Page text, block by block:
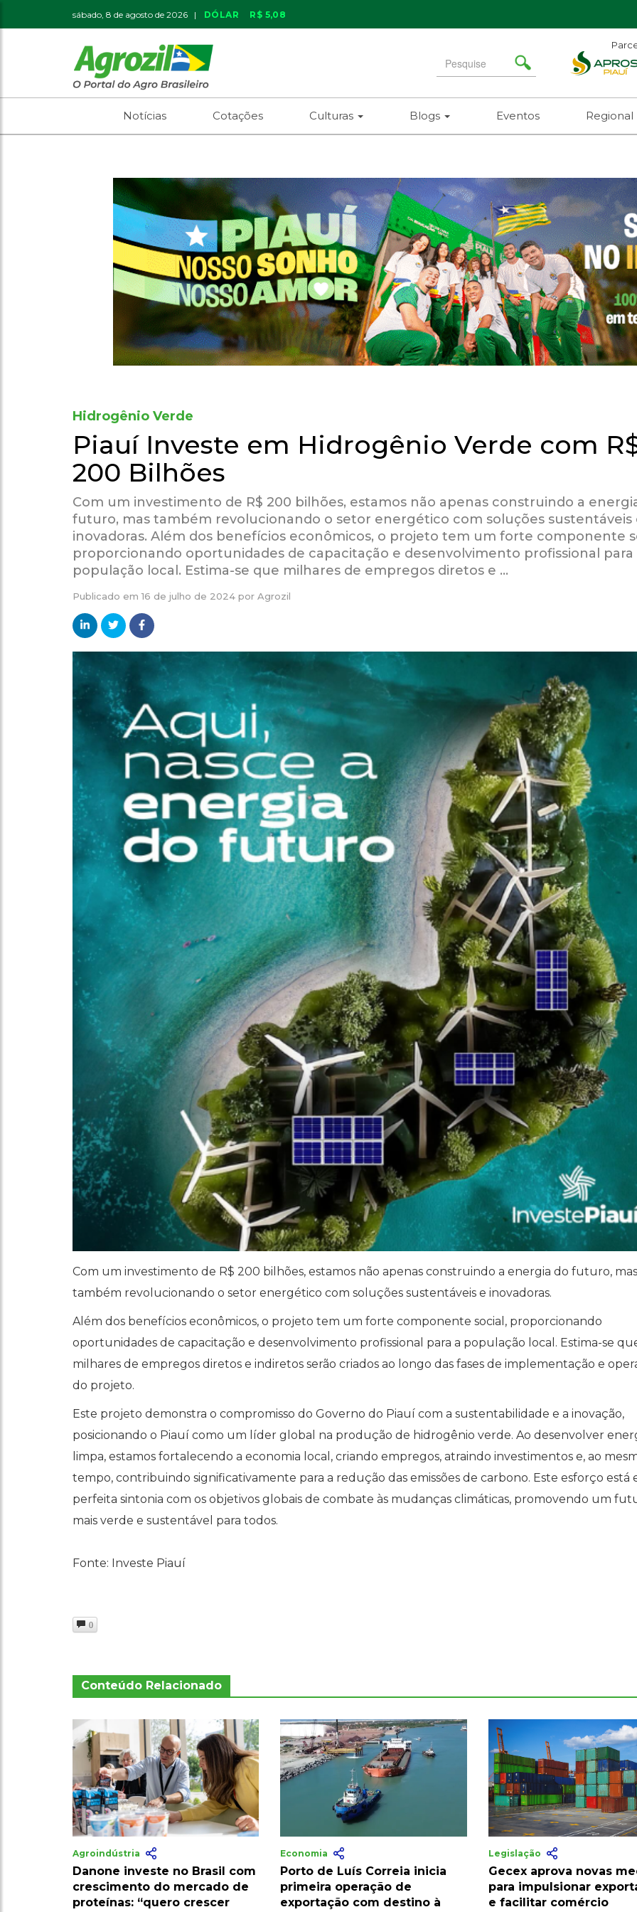
sábado, 8 de agosto de 2026 | DÓLAR R$ 5,08
Search
for
Notícias Cotações Culturas Blogs Eventos Regional
Hidrogênio Verde
Piauí Investe em Hidrogênio Verde com
200 Bilhões
Com um investimento de R$ 200 bilhões, estamos não apenas construindo a
futuro, mas também revolucionando o setor energético com soluções sustentáveis
inovadoras. Além dos benefícios econômicos, o projeto tem um forte componente
proporcionando oportunidades de capacitação e desenvolvimento profissional para
população local. Estima-se que milhares de empregos diretos e …
Publicado em16 de julho de 2024 por Agrozil
Com um investimento de R$ 200 bilhões, estamos não apenas construindo a energia do futuro, mas
também revolucionando o setor energético com soluções sustentáveis e inovadoras.
Além dos benefícios econômicos, o projeto tem um forte componente social, proporcionando
oportunidades de capacitação e desenvolvimento profissional para a população local. Estima-se
milhares de empregos diretos e indiretos serão criados ao longo das fases de implementação e
do projeto.
Este projeto demonstra o compromisso do Governo do Piauí com a sustentabilidade e a inovação,
posicionando o Piauí como um líder global na produção de hidrogênio verde. Ao desenvolver
limpa, estamos fortalecendo a economia local, criando empregos, atraindo investimentos e, ao
tempo, contribuindo significativamente para a redução das emissões de carbono. Este esforço está
perfeita sintonia com os objetivos globais de combate às mudanças climáticas, promovendo um
mais verde e sustentável para todos.
Fonte: Investe Piauí
0
Conteúdo Relacionado
Agroindústria
Danone investe no Brasil com
crescimento do mercado de
proteínas: “quero crescer
Economia
Porto de Luís Correia inicia
primeira operação de
exportação com destino à
Legislação
Gecex aprova novas
para impulsionar
e facilitar comércio